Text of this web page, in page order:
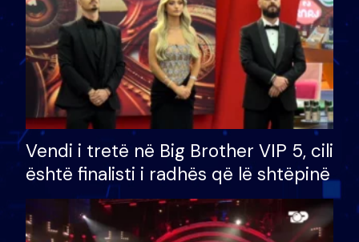
Vendi i tretë në Big Brother VIP 5, cili
është finalisti i radhës që lë shtëpinë